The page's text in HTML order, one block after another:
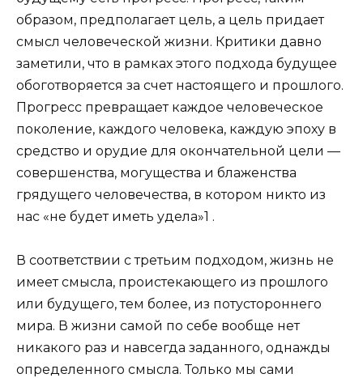
образом, предполагает цель, а цель придает
смысл человеческой жизни. Критики давно
заметили, что в рамках этого подхода будущее
обоготворяется за счет настоящего и прошлого.
Прогресс превращает каждое человеческое
поколение, каждого человека, каждую эпоху в
средство и орудие для окончательной цели —
совершенства, могущества и блаженства
грядущего человечества, в котором никто из
нас «не будет иметь удела»1 .
В соответствии с третьим подходом, жизнь не
имеет смысла, проистекающего из прошлого
или будущего, тем более, из потустороннего
мира. В жизни самой по себе вообще нет
никакого раз и навсегда заданного, однажды
определенного смысла. Только мы сами